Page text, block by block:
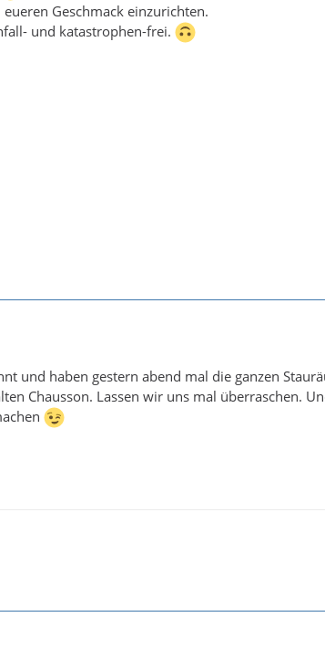
Geschmack einzurichten.
und katastrophen-frei.
und haben gestern abend mal die ganzen
Chausson. Lassen wir uns mal überraschen.